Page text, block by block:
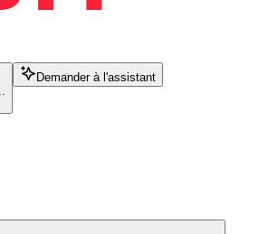
Demander à l'assistant